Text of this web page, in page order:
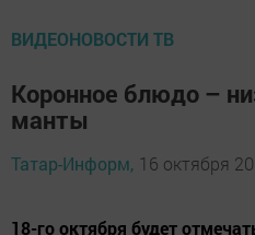
ВИДЕОНОВОСТИ ТВ
Коронное блюдо –
манты
Татар-Информ, 16 октября
18-го октября будет